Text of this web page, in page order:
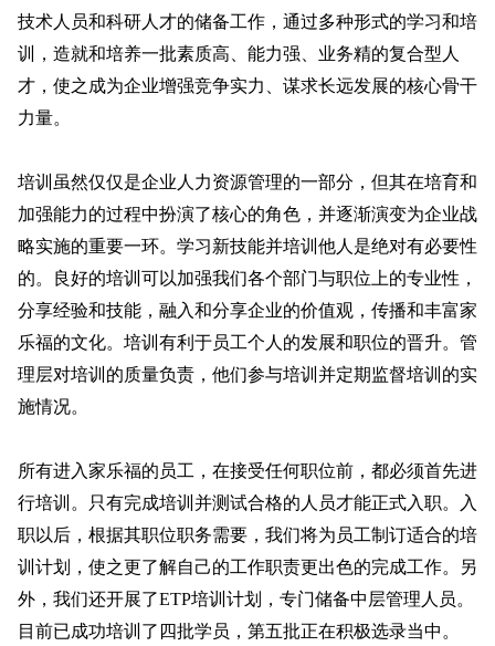
技术人员和科研人才的储备工作，通过多种形式的学习和培
训，造就和培养一批素质高、能力强、业务精的复合型人
才，使之成为企业增强竞争实力、谋求长远发展的核心骨干
力量。
培训虽然仅仅是企业人力资源管理的一部分，但其在培育和
加强能力的过程中扮演了核心的角色，并逐渐演变为企业战
略实施的重要一环。学习新技能并培训他人是绝对有必要性
的。良好的培训可以加强我们各个部门与职位上的专业性，
分享经验和技能，融入和分享企业的价值观，传播和丰富家
乐福的文化。培训有利于员工个人的发展和职位的晋升。管
理层对培训的质量负责，他们参与培训并定期监督培训的实
施情况。
所有进入家乐福的员工，在接受任何职位前，都必须首先进
行培训。只有完成培训并测试合格的人员才能正式入职。入
职以后，根据其职位职务需要，我们将为员工制订适合的培
训计划，使之更了解自己的工作职责更出色的完成工作。另
外，我们还开展了ETP培训计划，专门储备中层管理人员。
目前已成功培训了四批学员，第五批正在积极选录当中。